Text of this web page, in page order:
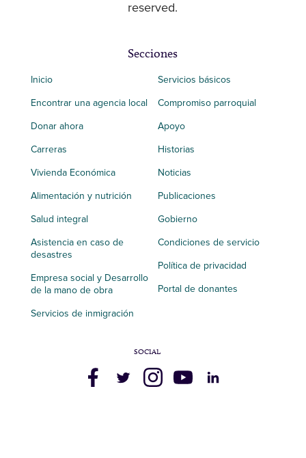
reserved.
Secciones
Inicio
Encontrar una agencia local
Donar ahora
Carreras
Vivienda Económica
Alimentación y nutrición
Salud integral
Asistencia en caso de
desastres
Empresa social y Desarrollo
de la mano de obra
Servicios de inmigración
Servicios básicos
Compromiso parroquial
Apoyo
Historias
Noticias
Publicaciones
Gobierno
Condiciones de servicio
Política de privacidad
Portal de donantes
SOCIAL